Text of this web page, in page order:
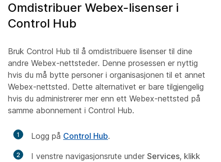
Omdistribuer Webex-lisenser i
Control Hub
Bruk Control Hub til å omdistribuere lisenser til dine
andre Webex-nettsteder. Denne prosessen er nyttig
hvis du må bytte personer i organisasjonen til et annet
Webex-nettsted. Dette alternativet er bare tilgjengelig
hvis du administrerer mer enn ett Webex-nettsted på
samme abonnement i Control Hub.
1 Logg på Control Hub.
2 I venstre navigasjonsrute under Services, klikk